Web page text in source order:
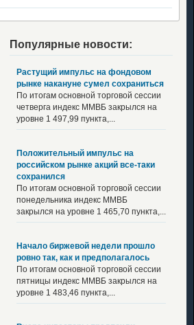
Популярные новости:
Растущий импульс на фондовом
рынке накануне сумел сохраниться
По итогам основной торговой сессии
четверга индекс ММВБ закрылся на
уровне 1 497,99 пункта,...
Положительный импульс на
российском рынке акций все-таки
сохранился
По итогам основной торговой сессии
понедельника индекс ММВБ
закрылся на уровне 1 465,70 пункта,...
Начало биржевой недели прошло
ровно так, как и предполагалось
По итогам основной торговой сессии
пятницы индекс ММВБ закрылся на
уровне 1 483,46 пункта,...